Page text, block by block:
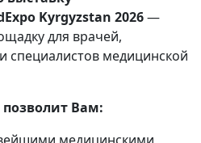
Kyrgyzstan 2026—
для врачей,
специалистов медицинской
Вам: